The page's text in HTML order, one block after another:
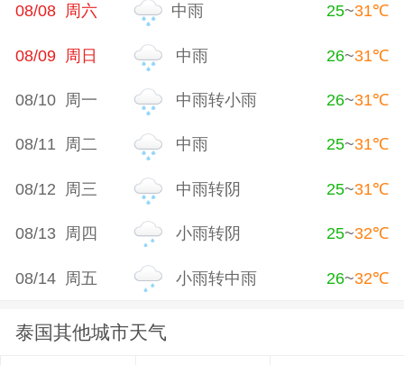
08/08 周六 中雨 25~31℃
08/09 周日 中雨 26~31℃
08/10 周一 中雨转小雨 26~31℃
08/11 周二 中雨 25~31℃
08/12 周三 中雨转阴 25~31℃
08/13 周四 小雨转阴 25~32℃
08/14 周五 小雨转中雨 26~32℃
泰国其他城市天气